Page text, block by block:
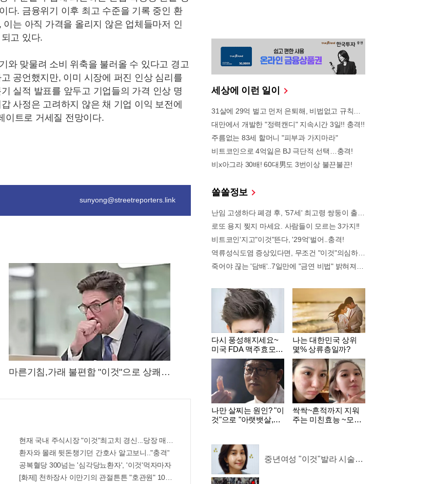
다. 금융위기 이후 최고 수준을 기록 중인 환
는 아직 가격을 올리지 않은 업체들마저 인
고 있다.
와 맞물려 소비 위축을 불러올 수 있다고 경고
공언했지만, 이미 시장에 퍼진 인상 심리를
실적 발표를 앞두고 기업들의 가격 인상 명
사정은 고려하지 않은 채 기업 이익 보전에
이트로 거세질 전망이다.
sunyong@streetreporters.link
마른기침,가래 불편함 "이것"으로 상쾌해
현재 국내 주식시장 "이것"최고치 경신...당장 매수해라!!
환자와 몰래 뒷돈챙기던 간호사 알고보니.."충격"
공복혈당 300넘는 '심각당뇨환자', '이것'먹자마자
[화제] 천하장사 이만기의 관절튼튼 "호관원" 100%당첨 혜택 난리나!!
세상에 이런 일이
대만에서 개발한 "정력캔디" 지속시간 3일!! 충격!!
주름없는 83세 할머니 "피부과 가지마라"
비트코인으로 4억잃은 BJ 극단적 선택…충격!
비x아그라 30배! 60대男도 3번이상 불끈불끈!
쏠쏠정보
로또 용지 찢지 마세요. 사람들이 모르는 3가지!!
비트코인'지고"이것"뜬다, '29억'벌어..충격!
역류성식도염 증상있다면, 무조건 "이것"의심하세요. 간단치료법 나왔다!
다시 풍성해지세요~
미국 FDA 맥주효모샴
푸 !!
나는 대한민국 상위
몇% 상류층일까?
나만 살찌는 원인? "이
것"으로 "아랫뱃살,옆
싹싹~흔적까지 지워
주는 미친효능 ~모공
중년여성 "이것"발라 시술없